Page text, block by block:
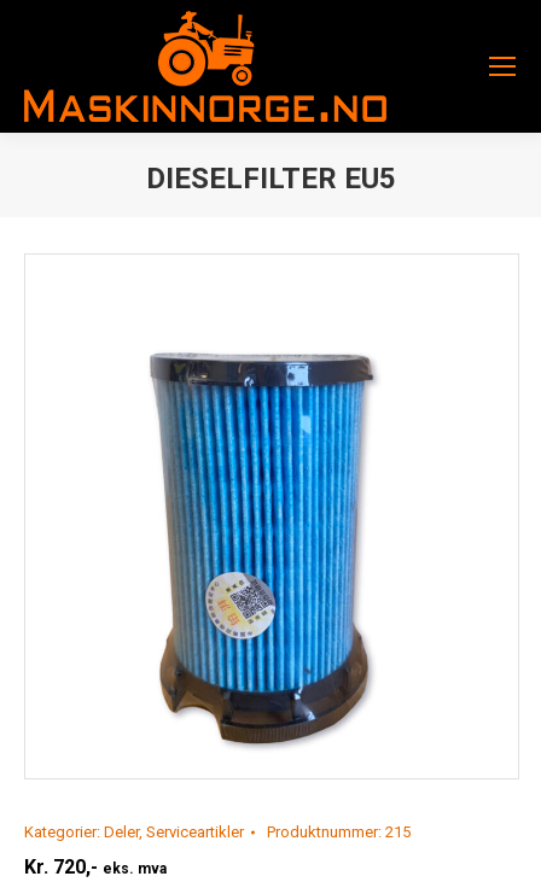
DIESELFILTER EU5
Kategorier: Deler, Serviceartikler Produktnummer: 215
Kr. 720,- eks. mva